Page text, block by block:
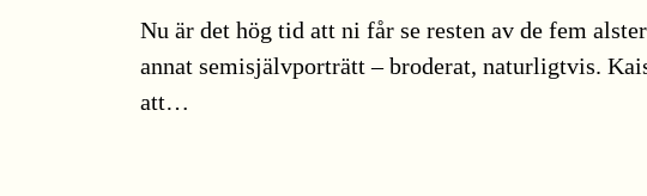
Nu är det hög tid att ni får se resten av de fem
annat semisjälvporträtt – broderat, naturligtvis.
att…